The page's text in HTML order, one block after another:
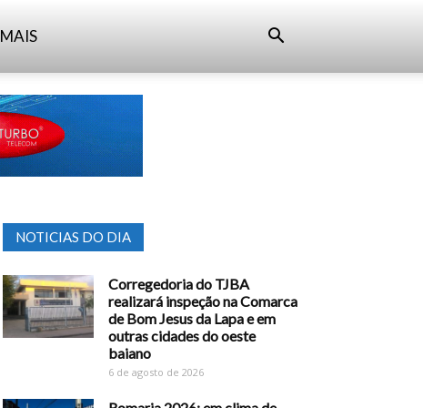
MAIS
NOTICIAS DO DIA
Corregedoria do TJBA
realizará inspeção na Comarca
de Bom Jesus da Lapa e em
outras cidades do oeste
baiano
6 de agosto de 2026